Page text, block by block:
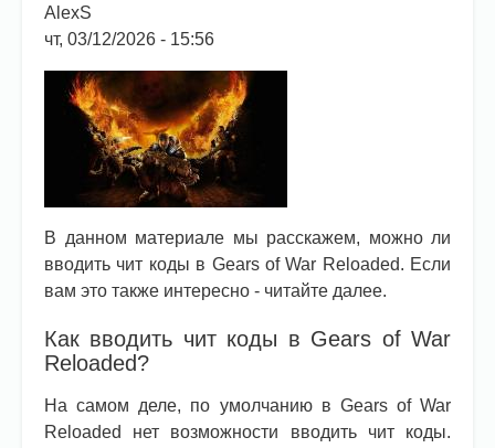
AlexS
чт, 03/12/2026 - 15:56
В данном материале мы расскажем, можно ли
вводить чит коды в Gears of War Reloaded. Если
вам это также интересно - читайте далее.
Как вводить чит коды в Gears of War
Reloaded?
На самом деле, по умолчанию в Gears of War
Reloaded нет возможности вводить чит коды.